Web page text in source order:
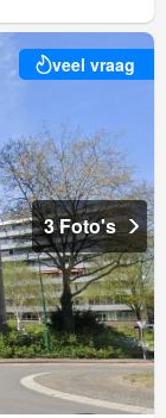
veel vraag
3 Foto's